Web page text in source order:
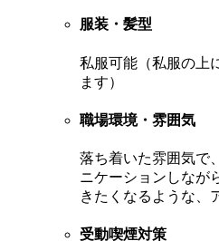
服装・髪型
私服可能（私服の上
ます）
職場環境・雰囲気
落ち着いた雰囲気で
ニケーションしなが
きたくなるような、
受動喫煙対策